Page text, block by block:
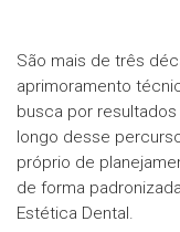
São mais de três
aprimoramento
busca por
longo desse
próprio de
de forma
Estética Dental.